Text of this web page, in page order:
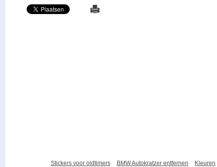
Stickers voor oldtimers BMW Autokratzer entfernen
Kleuren